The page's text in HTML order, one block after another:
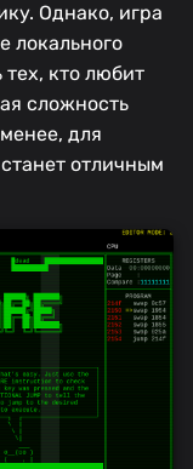
Однако, игра
локального
кто любит
сложность
для
отличным